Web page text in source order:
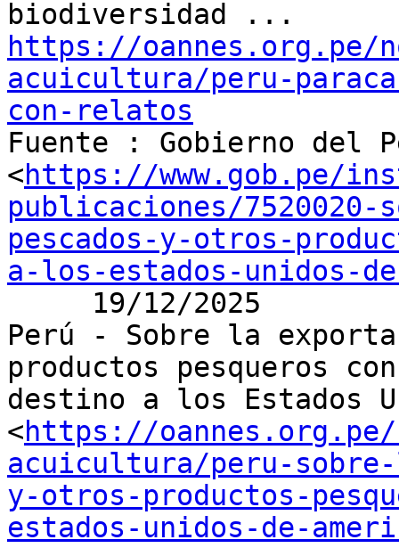
https://oannes.org.pe/
acuicultura/peru-
con-relatos
Fuente : Gobierno del
<https://www.gob.pe/
publicaciones/
pescados-y-otros-
a-los-estados-unidos-
Perú - Sobre la
productos pesqueros con
destino a los Estados
<https://
acuicultura/peru-
y-otros-productos-
estados-unidos-de-